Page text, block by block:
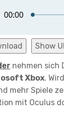
Show
nehmen sich
Xbox.
mehr Spiele
mit Oculus